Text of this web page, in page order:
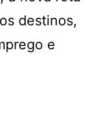
destinos,
e